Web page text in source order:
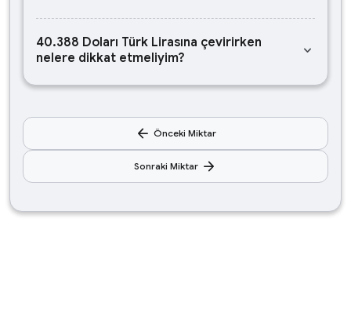
40.388 Doları Türk Lirasına çevirirken
nelere dikkat etmeliyim?
keyboard_arrow_down
arrow_back Önceki Miktar
Sonraki Miktar arrow_forward